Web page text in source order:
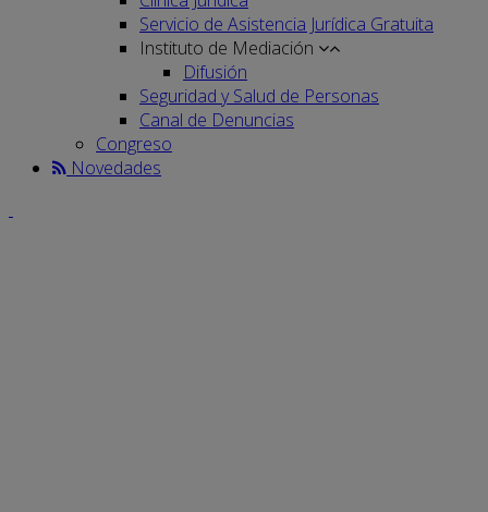
Servicio de Asistencia Jurídica Gratuita
Instituto de Mediación
Difusión
Seguridad y Salud de Personas
Canal de Denuncias
Congreso
Novedades